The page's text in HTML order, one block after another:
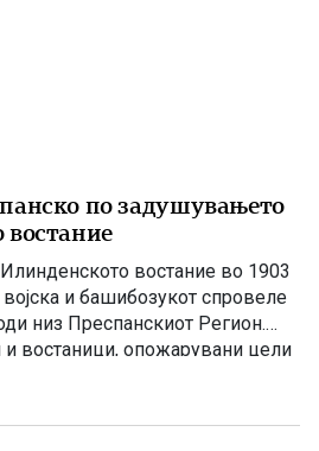
по задушувањето
востание во 1903
и башибозукот спровеле
низ Преспанскиот Регион.
востаници, опожарувани цели
добиток и летнина, а
покрај Преспанското Езеро.